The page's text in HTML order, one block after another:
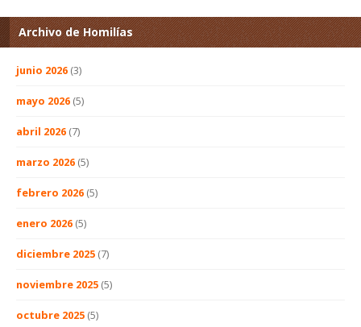
Archivo de Homilías
junio 2026 (3)
mayo 2026 (5)
abril 2026 (7)
marzo 2026 (5)
febrero 2026 (5)
enero 2026 (5)
diciembre 2025 (7)
noviembre 2025 (5)
octubre 2025 (5)